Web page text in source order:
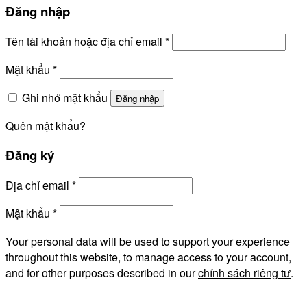
Đăng nhập
Tên tài khoản hoặc địa chỉ email *
Mật khẩu *
Ghi nhớ mật khẩu
Đăng nhập
Quên mật khẩu?
Đăng ký
Địa chỉ email *
Mật khẩu *
Your personal data will be used to support your experience
throughout this website, to manage access to your account,
and for other purposes described in ourchính sách riêng tư.